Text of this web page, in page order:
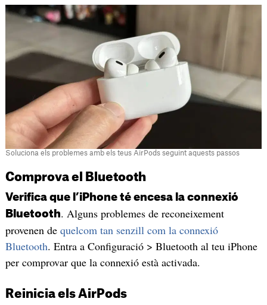
Soluciona els problemes amb els teus AirPods seguint aquests passos
Comprova el Bluetooth
Verifica que l’iPhone té encesa la connexió
Bluetooth. Alguns problemes de reconeixement
provenen de quelcom tan senzill com la connexió
Bluetooth. Entra a Configuració > Bluetooth al teu iPhone
per comprovar que la connexió està activada.
Reinicia els AirPods